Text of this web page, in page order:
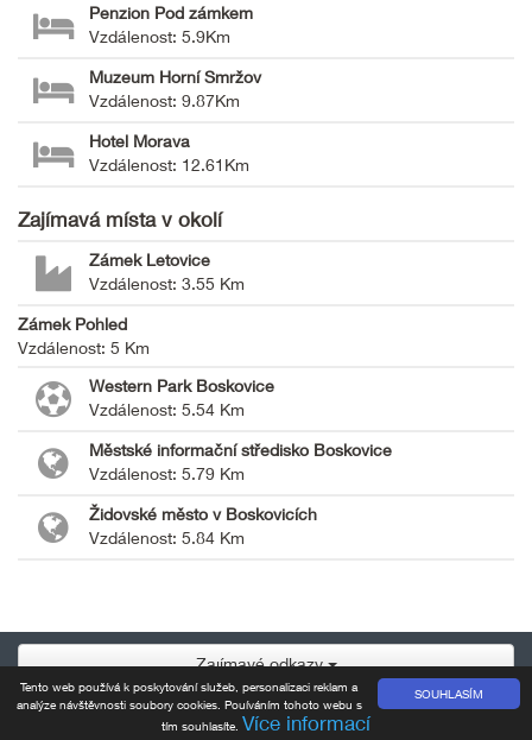
SOUHLASÍM
Tento web používá k poskytování služeb, personalizaci reklam a
analýze návštěvnosti soubory cookies. Pouíváním tohoto webu s
tím souhlasíte. Více informací
Penzion Pod zámkem
Vzdálenost: 5.9Km
Muzeum Horní Smržov
Vzdálenost: 9.87Km
Hotel Morava
Vzdálenost: 12.61Km
Zajímavá místa v okolí
Zámek Letovice
Vzdálenost: 3.55 Km
Zámek Pohled
Vzdálenost: 5 Km
Western Park Boskovice
Vzdálenost: 5.54 Km
Městské informační středisko Boskovice
Vzdálenost: 5.79 Km
Židovské město v Boskovicích
Vzdálenost: 5.84 Km
Zajímavé odkazy
© 2016, Tvorba a provoz:ISSA CZECH